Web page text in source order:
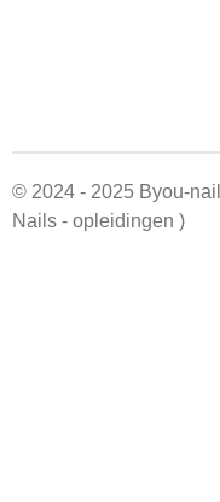
© 2024 - 2025 Byou-
Nails - opleidingen )